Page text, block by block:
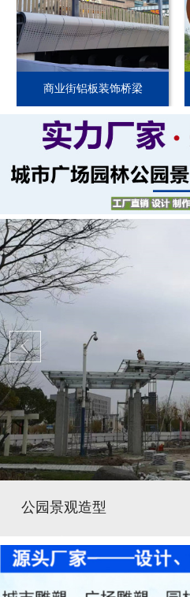
商业街铝板装饰桥梁
公园景观造型